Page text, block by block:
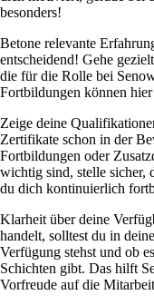
besonders!
Betone relevante
entscheidend! Gehe
die für die Rolle bei
Fortbildungen können
Zeige deine
Zertifikate schon in der
Fortbildungen oder
wichtig sind, stelle sicher,
du dich kontinuierlich
Klarheit über deine
handelt, solltest du in
Verfügung stehst und ob
Schichten gibt. Das hilft
Vorfreude auf die